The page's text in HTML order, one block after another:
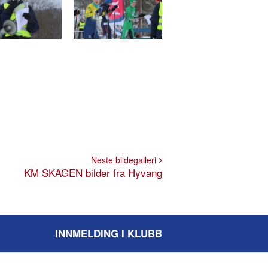
Neste bildegalleri
KM SKAGEN bilder fra Hyvang
INNMELDING I KLUBB